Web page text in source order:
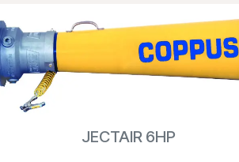
JECTAIR 6HP